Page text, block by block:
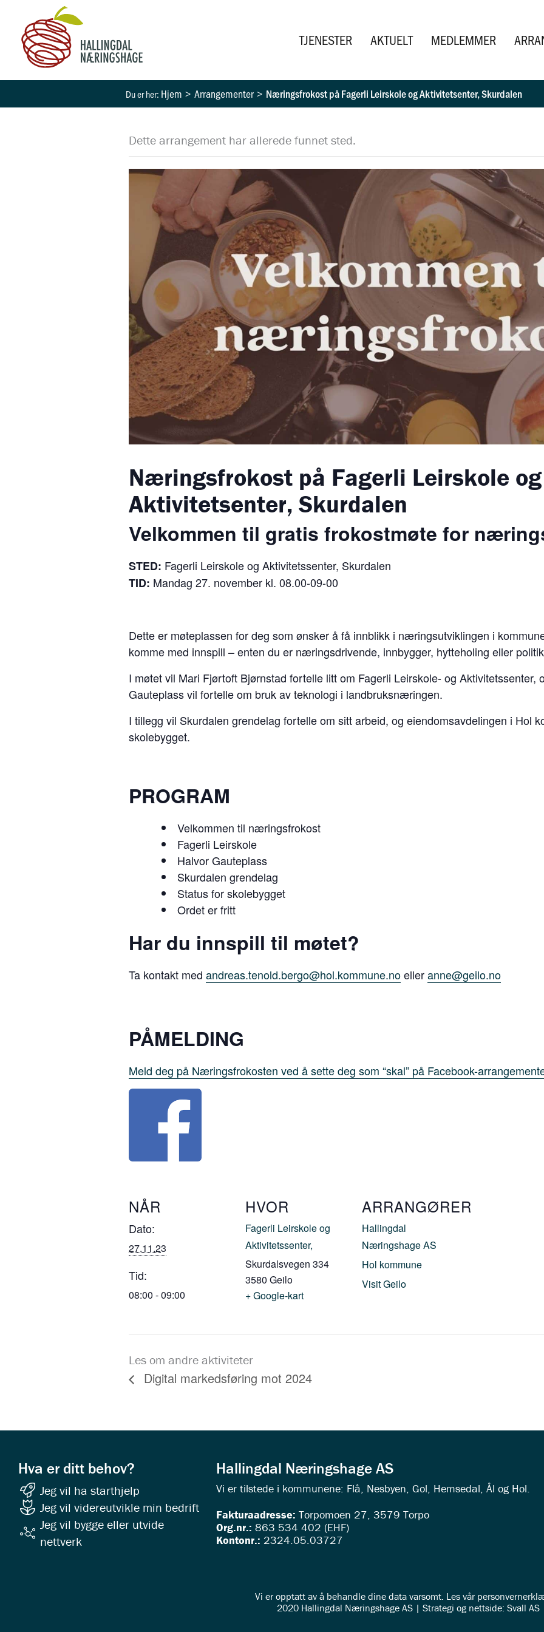
innholdet
TJENESTER AKTUELT MEDLEMMER
Hjem Arrangementer Næringsfrokost på Fagerli Leirskole og Aktivitetsenter, Skurdalen
Dette arrangement har allerede funnet sted.
Næringsfrokost på Fagerli Leirskole og
Aktivitetsenter, Skurdalen
Velkommen til gratis frokostmøte for
STED: Fagerli Leirskole og Aktivitetssenter, Skurdalen
TID: Mandag 27. november kl. 08.00-09-00
Dette er møteplassen for deg som ønsker å få innblikk i næringsutviklingen i
komme med innspill – enten du er næringsdrivende, innbygger, hytteholing eller
I møtet vil Mari Fjørtoft Bjørnstad fortelle litt om Fagerli Leirskole- og Aktivitetssenter,
Gauteplass vil fortelle om bruk av teknologi i landbruksnæringen.
I tillegg vil Skurdalen grendelag fortelle om sitt arbeid, og eiendomsavdelingen i Hol
skolebygget.
PROGRAM
Velkommen til næringsfrokost
Fagerli Leirskole
Halvor Gauteplass
Skurdalen grendelag
Status for skolebygget
Ordet er fritt
Har du innspill til møtet?
Ta kontakt med andreas.tenold.bergo@hol.kommune.noelleranne@geilo.no
PÅMELDING
Meld deg på Næringsfrokosten ved å sette deg som “skal” på Facebook-
NÅR
Dato:
27.11.23
Tid:
08:00 - 09:00
HVOR
Fagerli Leirskole og
Aktivitetssenter,
Skurdalsvegen 334
3580 Geilo
+ Google-kart
ARRANGØRER
Hallingdal
Næringshage AS
Hol kommune
Visit Geilo
Les om andre aktiviteter
Digital markedsføring mot 2024
Hva er ditt behov?
Jeg vil ha starthjelp
Jeg vil videreutvikle min bedrift
Jeg vil bygge eller utvide
nettverk
Hallingdal Næringshage AS
Vi er tilstede i kommunene: Flå, Nesbyen, Gol, Hemsedal, Ål og Hol.
Fakturaadresse: Torpomoen 27, 3579 Torpo
Org.nr.: 863 534 402 (EHF)
Kontonr.: 2324.05.03727
Vi er opptatt av å behandle dine data varsomt. Les vår
2020 Hallingdal Næringshage AS | Strategi og nettside: Svall AS